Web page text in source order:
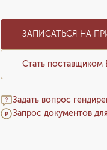
ЗАПИСАТЬСЯ НА
Стать
Задать вопрос
Запрос документов